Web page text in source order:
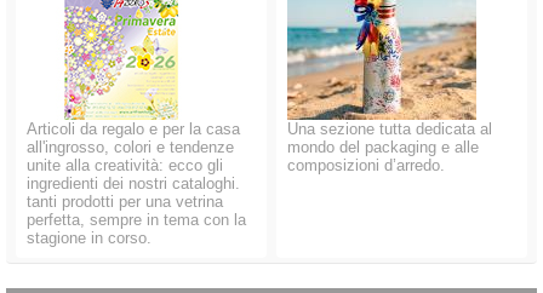
Articoli da regalo e per la casa
all'ingrosso, colori e tendenze
unite alla creatività: ecco gli
ingredienti dei nostri cataloghi.
tanti prodotti per una vetrina
perfetta, sempre in tema con la
stagione in corso.
Una sezione tutta dedicata al
mondo del packaging e alle
composizioni d’arredo.